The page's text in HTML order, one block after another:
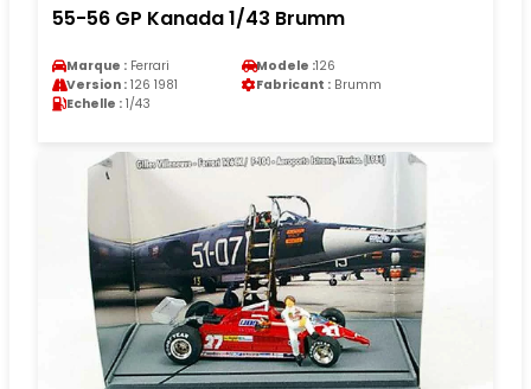
55-56 GP Kanada 1/43 Brumm
Marque : Ferrari Modele :126
Version : 126 1981 Fabricant : Brumm
Echelle : 1/43